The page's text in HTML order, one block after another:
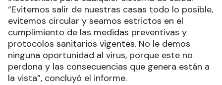
“Evitemos salir de nuestras casas todo lo posible,
evitemos circular y seamos estrictos en el
cumplimiento de las medidas preventivas y
protocolos sanitarios vigentes. No le demos
ninguna oportunidad al virus, porque este no
perdona y las consecuencias que genera están a
la vista”, concluyó el informe.